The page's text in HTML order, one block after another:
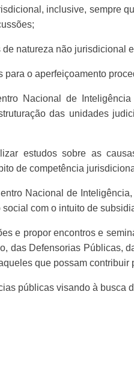
inclusive, sempre
natureza não jurisdicional
para o aperfeiçoamento
Nacional de
das unidades
estudos sobre as
de competência
Nacional de
com o intuito de
e propor encontros e
das Defensorias Públicas,
que possam
públicas visando à busca